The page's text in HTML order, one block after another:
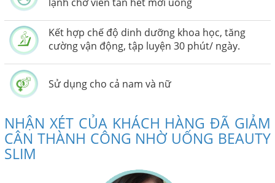
Kết hợp chế độ dinh dưỡng khoa học, tăng
cường vận động, tập luyện 30 phút/ ngày.
Sử dụng cho cả nam và nữ
NHẬN XÉT CỦA KHÁCH HÀNG ĐÃ GIẢM
CÂN THÀNH CÔNG NHỜ UỐNG BEAUTY
SLIM